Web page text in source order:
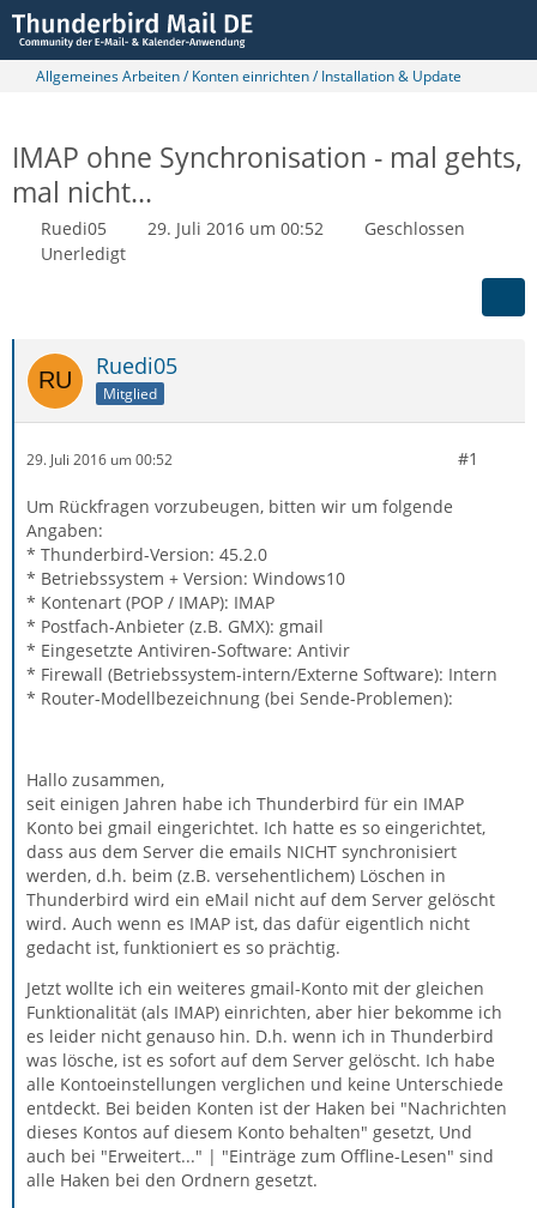
Allgemeines Arbeiten / Konten einrichten / Installation & Update
IMAP ohne Synchronisation - mal gehts,
mal nicht...
Ruedi05 29. Juli 2016 um 00:52
Geschlossen
Unerledigt
Ruedi05
Mitglied
29. Juli 2016 um 00:52 #1
Um Rückfragen vorzubeugen, bitten wir um folgende
Angaben:
* Thunderbird-Version: 45.2.0
* Betriebssystem + Version: Windows10
* Kontenart (POP / IMAP): IMAP
* Postfach-Anbieter (z.B. GMX): gmail
* Eingesetzte Antiviren-Software: Antivir
* Firewall (Betriebssystem-intern/Externe Software): Intern
* Router-Modellbezeichnung (bei Sende-Problemen):
Hallo zusammen,
seit einigen Jahren habe ich Thunderbird für ein IMAP
Konto bei gmail eingerichtet. Ich hatte es so eingerichtet,
dass aus dem Server die emails NICHT synchronisiert
werden, d.h. beim (z.B. versehentlichem) Löschen in
Thunderbird wird ein eMail nicht auf dem Server gelöscht
wird. Auch wenn es IMAP ist, das dafür eigentlich nicht
gedacht ist, funktioniert es so prächtig.
Jetzt wollte ich ein weiteres gmail-Konto mit der gleichen
Funktionalität (als IMAP) einrichten, aber hier bekomme ich
es leider nicht genauso hin. D.h. wenn ich in Thunderbird
was lösche, ist es sofort auf dem Server gelöscht. Ich habe
alle Kontoeinstellungen verglichen und keine Unterschiede
entdeckt. Bei beiden Konten ist der Haken bei "Nachrichten
dieses Kontos auf diesem Konto behalten" gesetzt, Und
auch bei "Erweitert..." | "Einträge zum Offline-Lesen" sind
alle Haken bei den Ordnern gesetzt.